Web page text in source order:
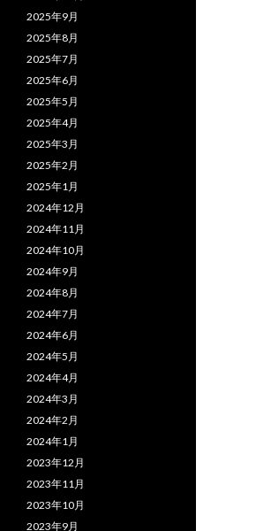
2025年9月
2025年8月
2025年7月
2025年6月
2025年5月
2025年4月
2025年3月
2025年2月
2025年1月
2024年12月
2024年11月
2024年10月
2024年9月
2024年8月
2024年7月
2024年6月
2024年5月
2024年4月
2024年3月
2024年2月
2024年1月
2023年12月
2023年11月
2023年10月
2023年9月